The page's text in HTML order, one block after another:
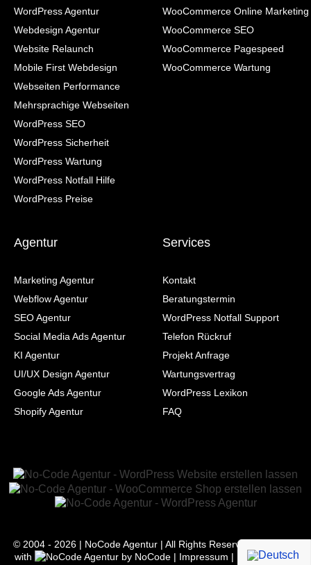
WordPress Agentur
Webdesign Agentur
Website Relaunch
Mobile First Webdesign
Webseiten Performance
Mehrsprachige Webseiten
WordPress SEO
WordPress Sicherheit
WordPress Wartung
WordPress Notfall Hilfe
WordPress Preise
WooCommerce Online Marketing
WooCommerce SEO
WooCommerce Pagespeed
WooCommerce Wartung
Agentur
Marketing Agentur
Webflow Agentur
SEO Agentur
Social Media Ads Agentur
KI Agentur
UI/UX Design Agentur
Google Ads Agentur
Shopify Agentur
Services
Kontakt
Beratungstermin
WordPress Notfall Support
Telefon Rückruf
Projekt Anfrage
Wartungsvertrag
WordPress Lexikon
FAQ
© 2004 - 2026 | NoCode Agentur | All Rights Reserved | Powered
with
by NoCode| Impressum | Datenschutz|